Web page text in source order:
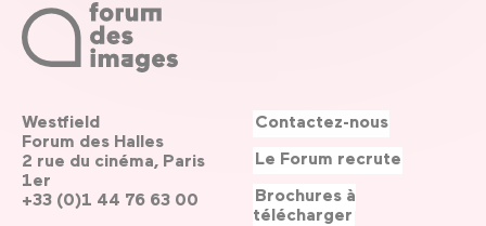
Westfield
Forum des Halles
2 rue du cinéma, Paris
1er
+33 (0)1 44 76 63 00
Contactez-nous
Le Forum recrute
Brochures à
télécharger